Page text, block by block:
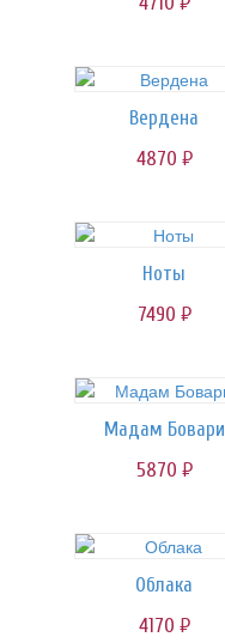
Вердена
4870 руб.
Ноты
7490 руб.
Мадам Бовари
5870 руб.
Облака
4170 руб.